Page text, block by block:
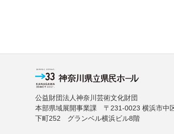
公益財団法人神奈川芸術文化財団
本部県域展開事業課 〒231-0023 横浜市中
下町252 グランベル横浜ビル8階